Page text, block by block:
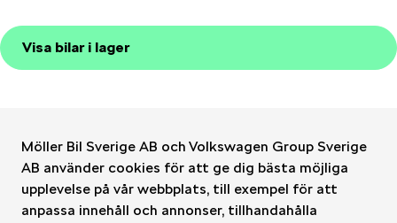
Möller Bil Sverige AB och Volkswagen Group Sverige
AB använder cookies för att ge dig bästa möjliga
upplevelse på vår webbplats, till exempel för att
anpassa innehåll och annonser, tillhandahålla
Visa bilar i lager
Möller Bil Sverige